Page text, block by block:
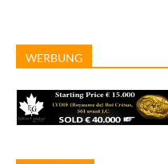
WERBUNG